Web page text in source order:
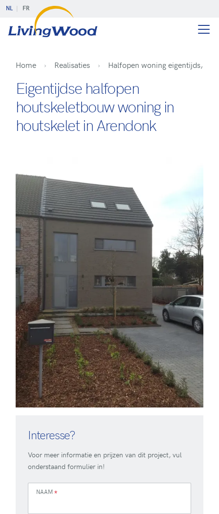
NL FR
Home Realisaties Halfopen woning eigentijds,
Eigentijdse halfopen
houtskeletbouw woning in
houtskelet in Arendonk
Interesse?
Voor meer informatie en prijzen van dit project, vul
onderstaand formulier in!
NAAM *